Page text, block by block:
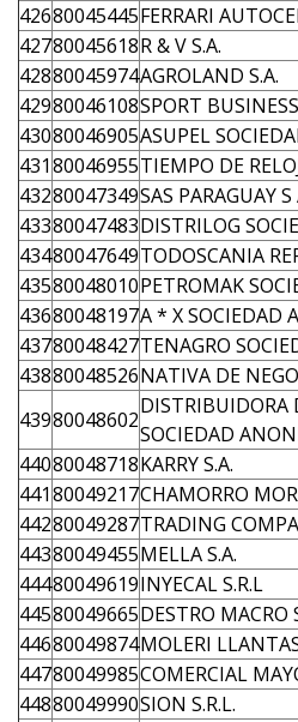
42680045445FERRARI
42780045618R & V S.A.
42880045974AGROLAND S.A.
42980046108SPORT
43080046905ASUPEL
43180046955TIEMPO DE
43280047349SAS PARAGUAY S
43380047483DISTRILOG
43480047649TODOSCANIA
43580048010PETROMAK
43680048197A * X SOCIEDAD
43780048427TENAGRO
43880048526NATIVA DE
43980048602
DISTRIBUIDORA
SOCIEDAD
44080048718KARRY S.A.
44180049217CHAMORRO
44280049287TRADING
44380049455MELLA S.A.
44480049619INYECAL S.R.L
44580049665DESTRO MACRO
44680049874MOLERI
44780049985COMERCIAL
44880049990SION S.R.L.